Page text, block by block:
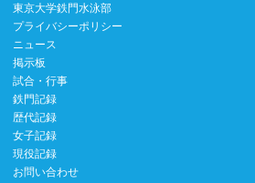
NEWS
BBS
CONTACT
東京大学鉄門水泳部
プライバシーポリシー
ニュース
掲示板
試合・行事
鉄門記録
歴代記録
女子記録
現役記録
お問い合わせ